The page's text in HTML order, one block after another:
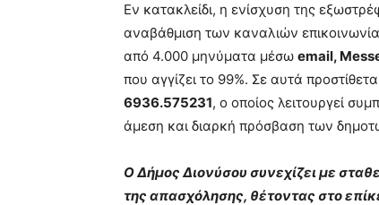
Εν κατακλείδι, η ενίσχυση της
αναβάθμιση των καναλιών
από 4.000 μηνύματα μέσω email,
που αγγίζει το 99%. Σε αυτά
6936.575231, ο οποίος λειτουργεί
άμεση και διαρκή πρόσβαση των
Ο Δήμος Διονύσου συνεχίζει με
της απασχόλησης, θέτοντας στο